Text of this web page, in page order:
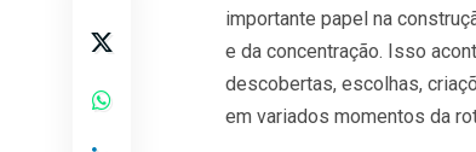
importante papel na
e da concentração. Isso
descobertas, escolhas,
em variados momentos da